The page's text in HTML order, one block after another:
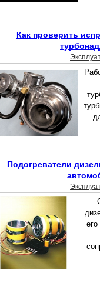
Как проверить
Подогреватели